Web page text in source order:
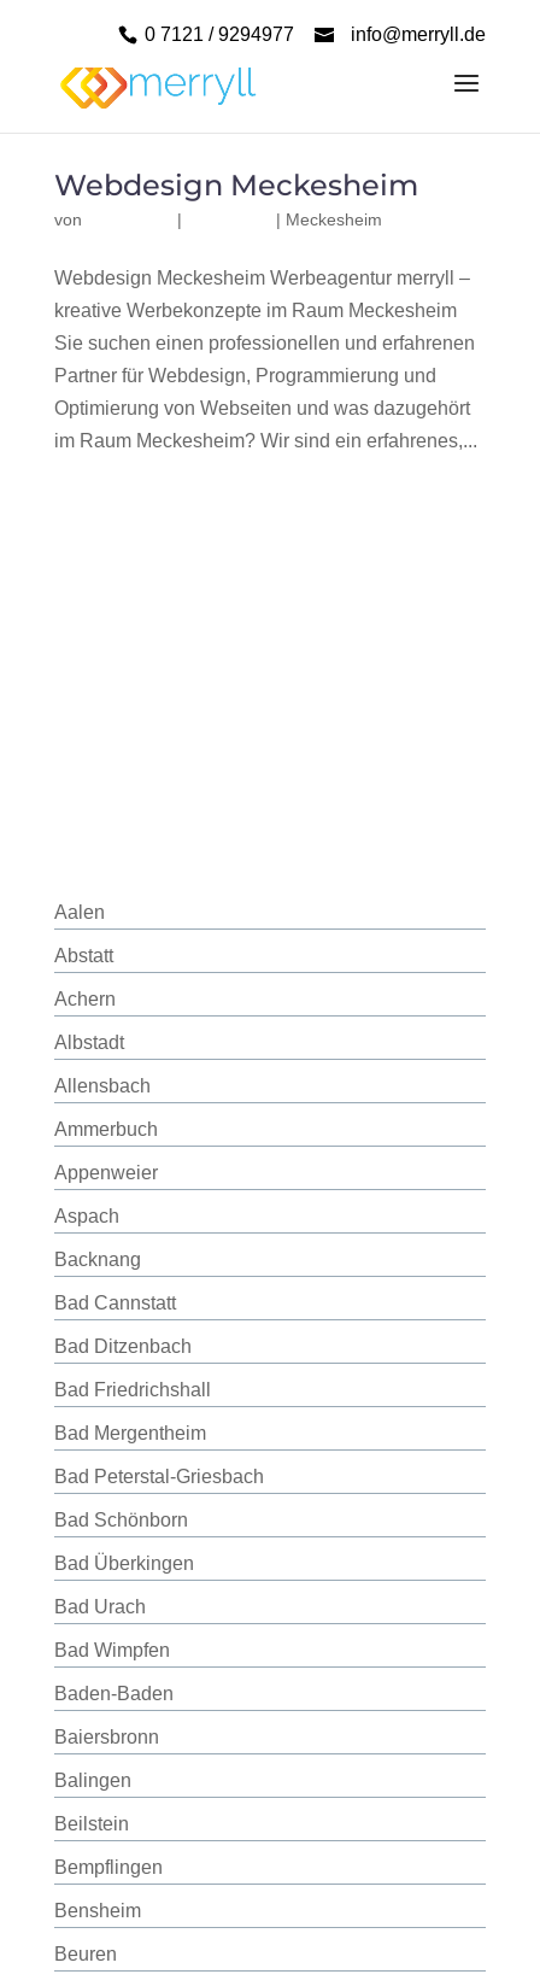
0 7121 / 9294977 info@merryll.de
Webdesign Meckesheim
von | | Meckesheim
Webdesign Meckesheim Werbeagentur merryll –
kreative Werbekonzepte im Raum Meckesheim
Sie suchen einen professionellen und erfahrenen
Partner für Webdesign, Programmierung und
Optimierung von Webseiten und was dazugehört
im Raum Meckesheim? Wir sind ein erfahrenes,...
Aalen
Abstatt
Achern
Albstadt
Allensbach
Ammerbuch
Appenweier
Aspach
Backnang
Bad Cannstatt
Bad Ditzenbach
Bad Friedrichshall
Bad Mergentheim
Bad Peterstal-Griesbach
Bad Schönborn
Bad Überkingen
Bad Urach
Bad Wimpfen
Baden-Baden
Baiersbronn
Balingen
Beilstein
Bempflingen
Bensheim
Beuren